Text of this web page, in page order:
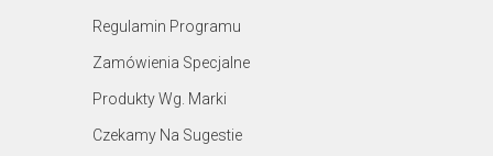
Regulamin Programu
Zamówienia Specjalne
Produkty Wg. Marki
Czekamy Na Sugestie